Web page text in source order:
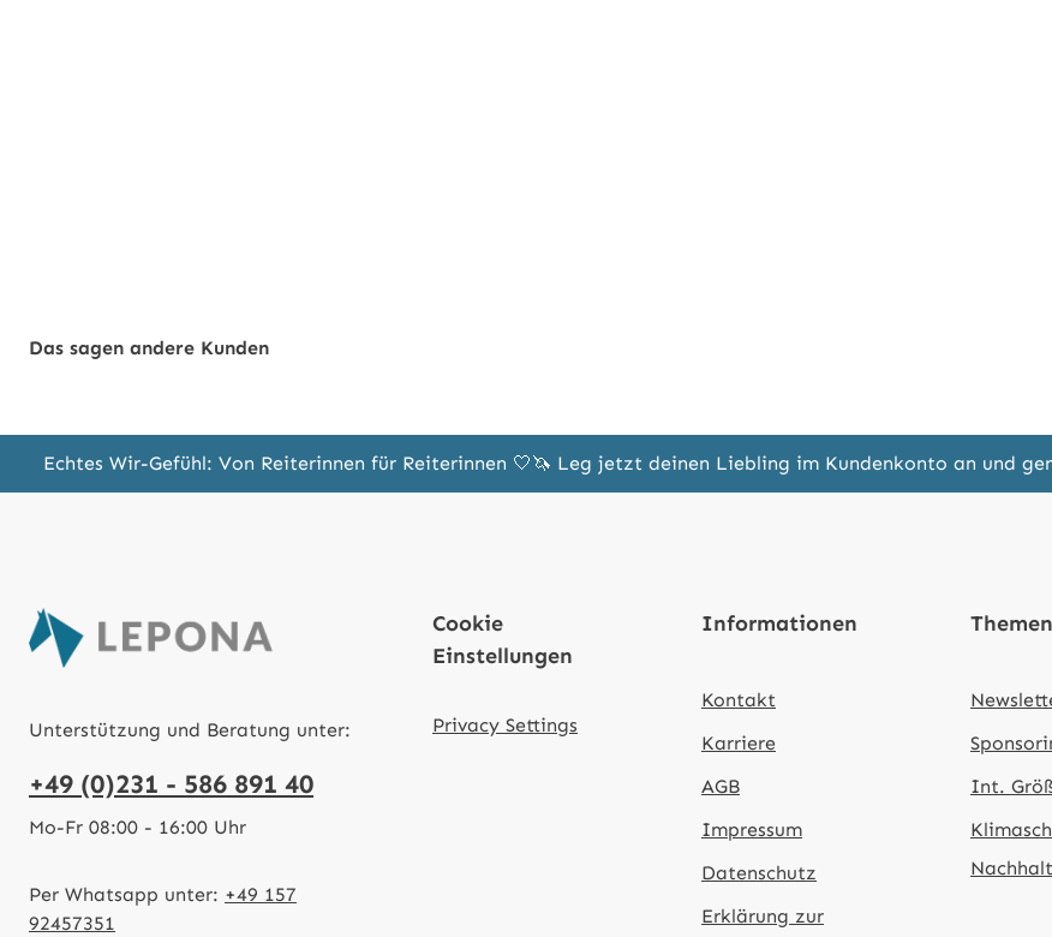
Das sagen andere Kunden
Echtes Wir-Gefühl: Von Reiterinnen für Reiterinnen 🤍🦄 Leg jetzt deinen Liebling im Kundenkonto an und
Unterstützung und Beratung unter:
+49 (0)231 - 586 891 40
Mo-Fr 08:00 - 16:00 Uhr
Per Whatsapp unter: +49 157
92457351
Cookie
Einstellungen
Privacy Settings
Informationen
Kontakt
Karriere
AGB
Impressum
Datenschutz
Erklärung zur
Themen
Int.